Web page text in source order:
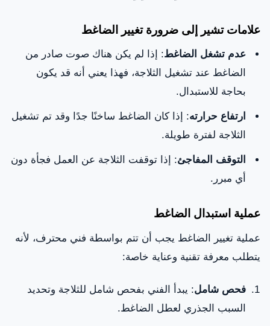
علامات تشير إلى ضرورة تغيير الضاغط
عدم تشغل الضاغط: إذا لم يكن هناك صوت صادر من
الضاغط عند تشغيل الثلاجة، فهذا يعني أنه قد يكون
بحاجة للاستبدال.
ارتفاع حرارته: إذا كان الضاغط ساخنًا جدًا وقد تم تشغيل
الثلاجة لفترة طويلة.
التوقف المفاجئ: إذا توقفت الثلاجة عن العمل فجأة دون
أي مبرر.
عملية استبدال الضاغط
عملية تغيير الضاغط يجب أن تتم بواسطة فني محترف، لأنه
يتطلب معرفة تقنية وعناية خاصة:
فحص شامل: يبدأ الفني بفحص شامل للثلاجة وتحديد
السبب الجذري لعطل الضاغط.